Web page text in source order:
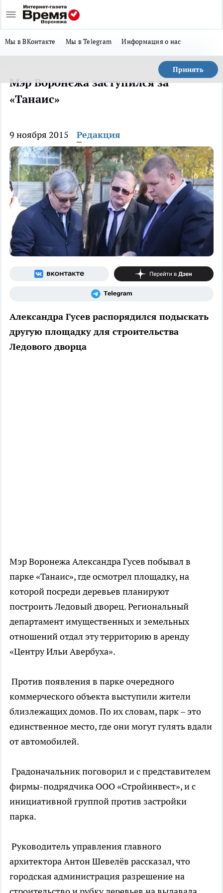
Мы в ВКонтакте Мы в Telegram Информация о нас
Принять
Мэр Воронежа заступился за
«Танаис»
9 ноября 2015 Редакция
Александра Гусев распорядился подыскать
другую площадку для строительства
Ледового дворца
Мэр Воронежа Александра Гусев побывал в
парке «Танаис», где осмотрел площадку, на
которой посреди деревьев планируют
построить Ледовый дворец. Региональный
департамент имущественных и земельных
отношений отдал эту территорию в аренду
«Центру Ильи Авербуха».
Против появления в парке очередного
коммерческого объекта выступили жители
близлежащих домов. По их словам, парк – это
единственное место, где они могут гулять вдали
от автомобилей.
Градоначальник поговорил и с представителем
фирмы-подрядчика ООО «Стройинвест», и с
инициативной группой против застройки
парка.
Руководитель управления главного
архитектора Антон Шевелёв рассказал, что
городская администрация разрешение на